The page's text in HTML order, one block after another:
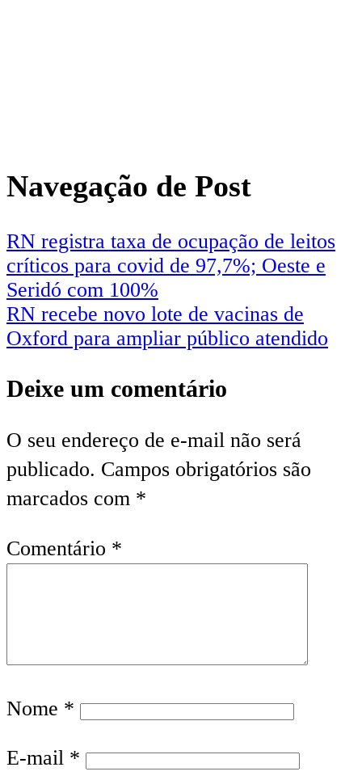
Navegação de Post
RN registra taxa de ocupação de leitos
críticos para covid de 97,7%; Oeste e
Seridó com 100%
RN recebe novo lote de vacinas de
Oxford para ampliar público atendido
Deixe um comentário
O seu endereço de e-mail não será
publicado. Campos obrigatórios são
marcados com *
Comentário *
Nome *
E-mail *